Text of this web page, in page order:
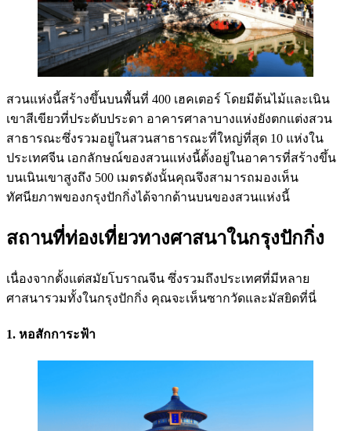
สวนแห่งนี้สร้างขึ้นบนพื้นที่ 400 เฮคเตอร์ โดยมีต้นไม้และเนิน
เขาสีเขียวที่ประดับประดา อาคารศาลาบางแห่งยังตกแต่งสวน
สาธารณะซึ่งรวมอยู่ในสวนสาธารณะที่ใหญ่ที่สุด 10 แห่งใน
ประเทศจีน เอกลักษณ์ของสวนแห่งนี้ตั้งอยู่ในอาคารที่สร้างขึ้น
บนเนินเขาสูงถึง 500 เมตรดังนั้นคุณจึงสามารถมองเห็น
ทัศนียภาพของกรุงปักกิ่งได้จากด้านบนของสวนแห่งนี้
สถานที่ท่องเที่ยวทางศาสนาในกรุงปักกิ่ง
เนื่องจากตั้งแต่สมัยโบราณจีน ซึ่งรวมถึงประเทศที่มีหลาย
ศาสนารวมทั้งในกรุงปักกิ่ง คุณจะเห็นซากวัดและมัสยิดที่นี่
1. หอสักการะฟ้า